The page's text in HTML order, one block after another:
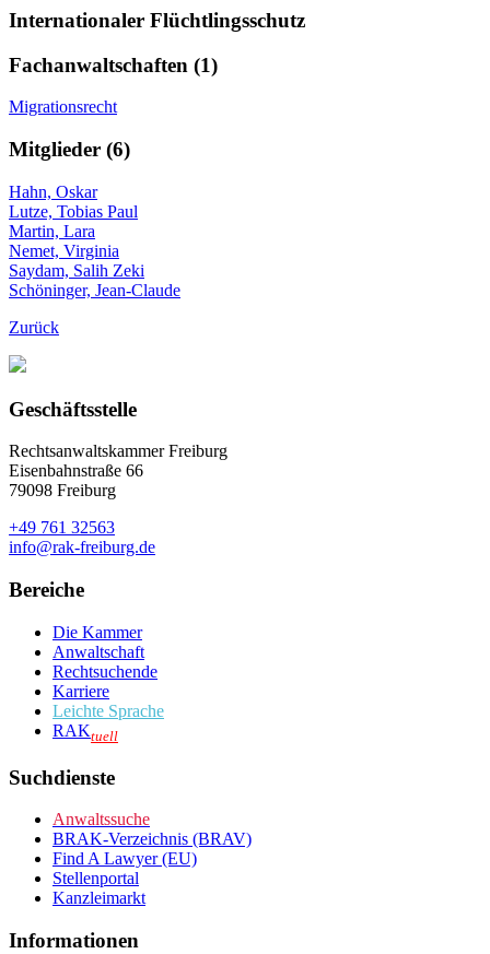
Internationaler Flüchtlingsschutz
Fachanwaltschaften (1)
Migrationsrecht
Mitglieder (6)
Hahn, Oskar
Lutze, Tobias Paul
Martin, Lara
Nemet, Virginia
Saydam, Salih Zeki
Schöninger, Jean-Claude
Zurück
Geschäftsstelle
Rechtsanwaltskammer Freiburg
Eisenbahnstraße 66
79098 Freiburg
+49 761 32563
info@rak-freiburg.de
Bereiche
Die Kammer
Anwaltschaft
Rechtsuchende
Karriere
Leichte Sprache
RAKtuell
Suchdienste
Anwaltssuche
BRAK-Verzeichnis (BRAV)
Find A Lawyer (EU)
Stellenportal
Kanzleimarkt
Informationen